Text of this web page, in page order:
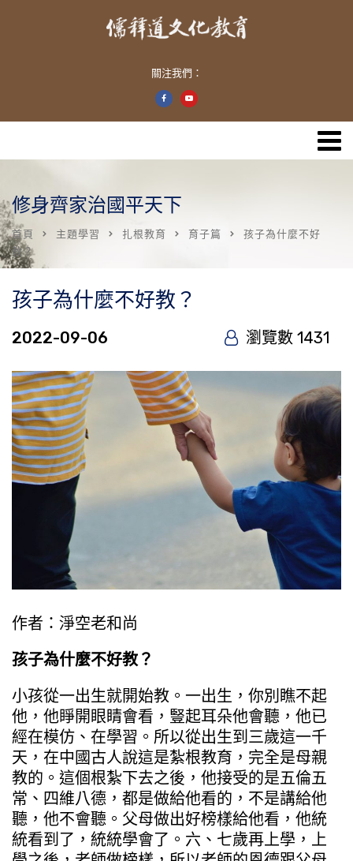
關注我們：
修身齊家治國平天下
首頁 主題學習 扎根教育 育子篇
孩子為什麼不好
教？
孩子為什麼不好教？
2022-09-06 瀏覽數 1431
作者：淨空老和尚
孩子為什麼不好教？
小孩從一出生就開始教。一出生，你別瞧不起
他，他睜開眼睛會看，豎起耳朵他會聽，他已
經在模仿、在學習。所以從出生到三歲這一千
天，在中國古人說這是紮根教育，完全是母親
教的。這個根紮下去之後，他接受的是五倫五
常、四維八德，都是做給他看的，不是講給他
聽，他不會聽。父母做出好榜樣給他看，他統
統看到了，統統學會了。六、七歲再上學，上